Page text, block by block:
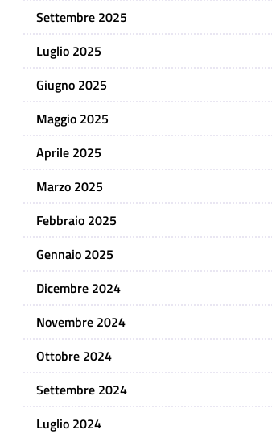
Settembre 2025
Luglio 2025
Giugno 2025
Maggio 2025
Aprile 2025
Marzo 2025
Febbraio 2025
Gennaio 2025
Dicembre 2024
Novembre 2024
Ottobre 2024
Settembre 2024
Luglio 2024